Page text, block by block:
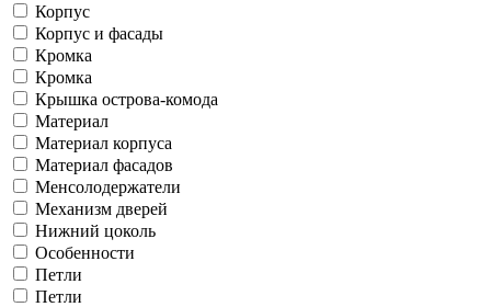
Корпус
Корпус и фасады
Кромка
Кромка
Крышка острова-комода
Материал
Материал корпуса
Материал фасадов
Менсолодержатели
Механизм дверей
Нижний цоколь
Особенности
Петли
Петли